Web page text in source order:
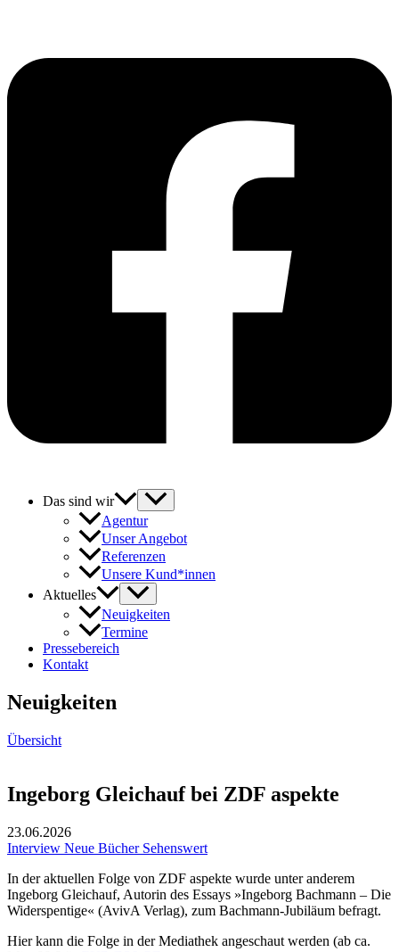
Das sind wir
Agentur
Unser Angebot
Referenzen
Unsere Kund*innen
Aktuelles
Neuigkeiten
Termine
Pressebereich
Kontakt
Neuigkeiten
Übersicht
Ingeborg Gleichauf bei ZDF aspekte
23.06.2026
Interview Neue Bücher Sehenswert
In der aktuellen Folge von ZDF aspekte wurde unter anderem
Ingeborg Gleichauf, Autorin des Essays »Ingeborg Bachmann – Die
Widerspentige« (AvivA Verlag), zum Bachmann-Jubiläum befragt.
Hier kann die Folge in der Mediathek angeschaut werden (ab ca.